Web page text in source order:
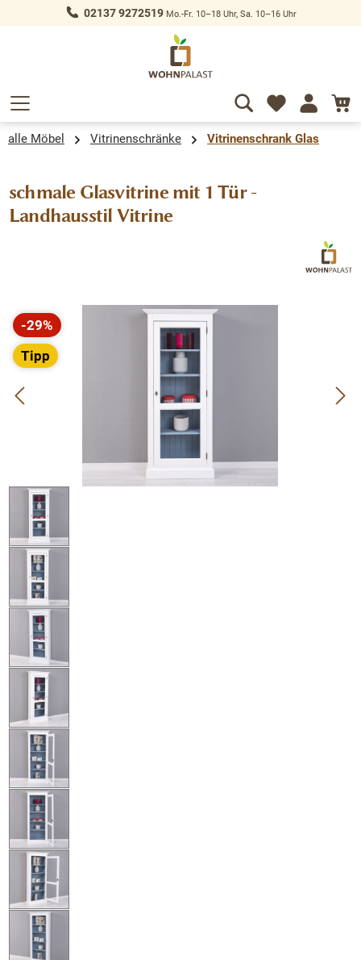
springen 02137 9272519Mo.-Fr. 10–18 Uhr, Sa. 10–16 Uhr
alle Möbel Vitrinenschränke Vitrinenschrank Glas
schmale Glasvitrine mit 1 Tür -
Landhausstil Vitrine
Bildergalerie überspringen
-29%
Rabatt
Tipp